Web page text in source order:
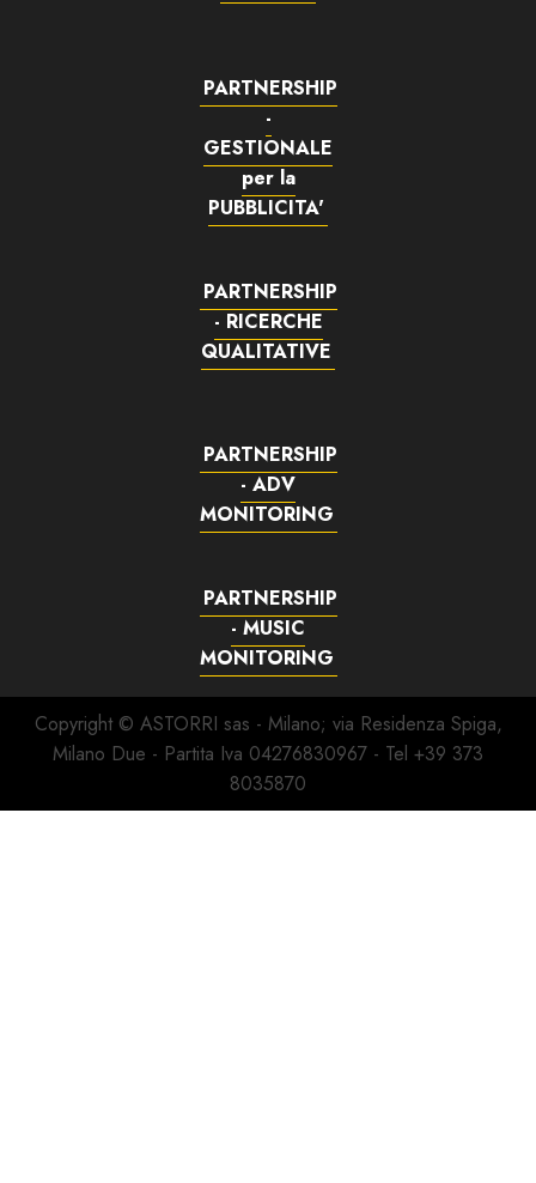
PARTNERSHIP
-
GESTIONALE
per la
PUBBLICITA'
PARTNERSHIP
- RICERCHE
QUALITATIVE
PARTNERSHIP
- ADV
MONITORING
PARTNERSHIP
- MUSIC
MONITORING
Copyright © ASTORRI sas - Milano; via Residenza Spiga,
Milano Due - Partita Iva 04276830967 - Tel +39 373
8035870